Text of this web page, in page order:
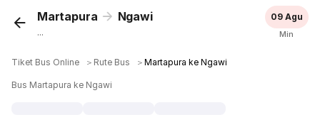
Martapura Ngawi
...
09 Agu
Min
Tiket Bus Online ＞ Rute Bus ＞Martapura ke Ngawi
Bus Martapura ke Ngawi